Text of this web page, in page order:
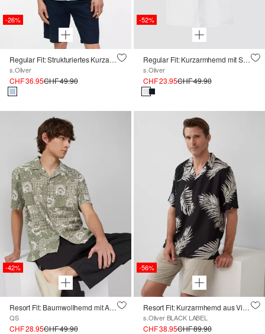
-26%
Regular Fit: Strukturiertes Kurzarmhemd mit Brusttaschen
s.Oliver
CHF 36.95CHF 49.90
-52%
Regular Fit: Kurzarmhemd mit Struktur-Streifen und Button-Down-Kragen
s.Oliver
CHF 23.95CHF 49.90
-42%
Resort Fit: Baumwollhemd mit All-over-Print
QS
CHF 28.95CHF 49.90
-56%
Resort Fit: Kurzarmhemd aus Viskosemix
s.Oliver BLACK LABEL
CHF 38.95CHF 89.90